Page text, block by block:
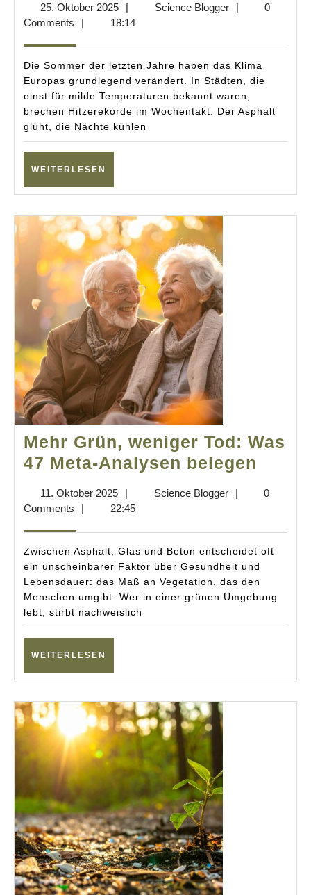
100
je
+1
°C
in
Europa
bis
2100
25. Oktober 202525.
Oktober
| Science BloggerScience
|
0
Comments
| 18:14
Die Sommer der letzten Jahre haben das Klima
Europas grundlegend verändert. In Städten, die
einst für milde Temperaturen bekannt waren,
brechen Hitzerekorde im Wochentakt. Der Asphalt
glüht, die Nächte kühlen
WEITERLESEN
Mehr Grün, weniger Tod: Was
47 Meta-Analysen belegen
Was
47
Meta-
11. Oktober 202511.
Oktober
| Science BloggerScience
|
0
Comments
| 22:45
Zwischen Asphalt, Glas und Beton entscheidet oft
ein unscheinbarer Faktor über Gesundheit und
Lebensdauer: das Maß an Vegetation, das den
Menschen umgibt. Wer in einer grünen Umgebung
lebt, stirbt nachweislich
WEITERLESEN